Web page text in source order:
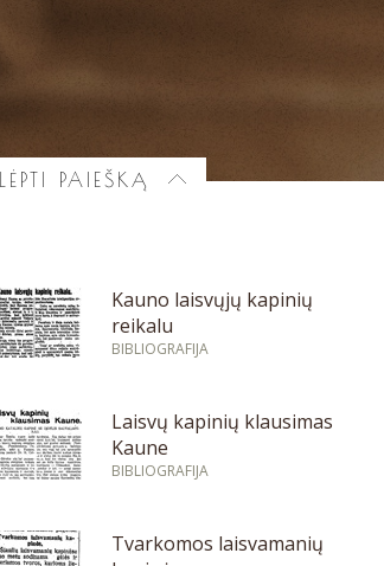
PAIEŠKĄ
Kauno laisvųjų kapinių
reikalu
BIBLIOGRAFIJA
Laisvų kapinių klausimas
Kaune
BIBLIOGRAFIJA
Tvarkomos laisvamanių